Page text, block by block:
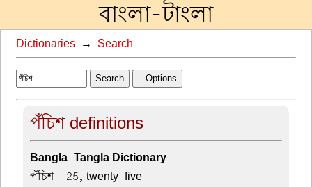
বাংলা-টাংলা
Dictionaries → Search
Search – Options
পঁচিশ definitions
Bangla-Tangla Dictionary
পঁচিশ – 25, twenty-five